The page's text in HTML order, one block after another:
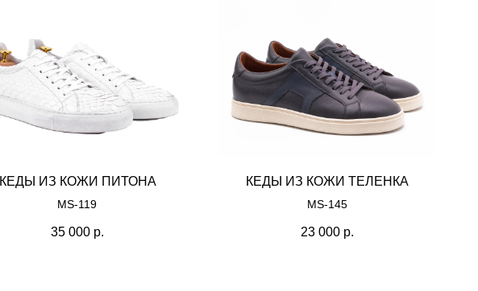
КЕДЫ ИЗ КОЖИ ПИТОНА
MS-119
35 000 р.
КЕДЫ ИЗ КОЖИ ТЕЛЕНКА
MS-145
23 000 р.